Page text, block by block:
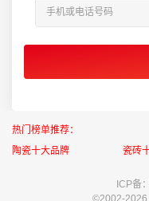
热门榜单推荐：
陶瓷十大品牌
瓷砖
ICP备：
©2002-